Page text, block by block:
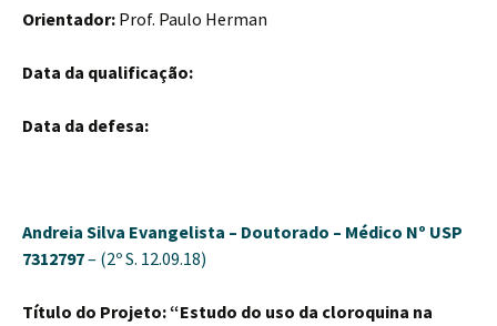
Orientador: Prof. Paulo Herman
Data da qualificação:
Data da defesa:
Andreia Silva Evangelista – Doutorado – Médico Nº USP
7312797– (2º S. 12.09.18)
Título do Projeto: “Estudo do uso da cloroquina na